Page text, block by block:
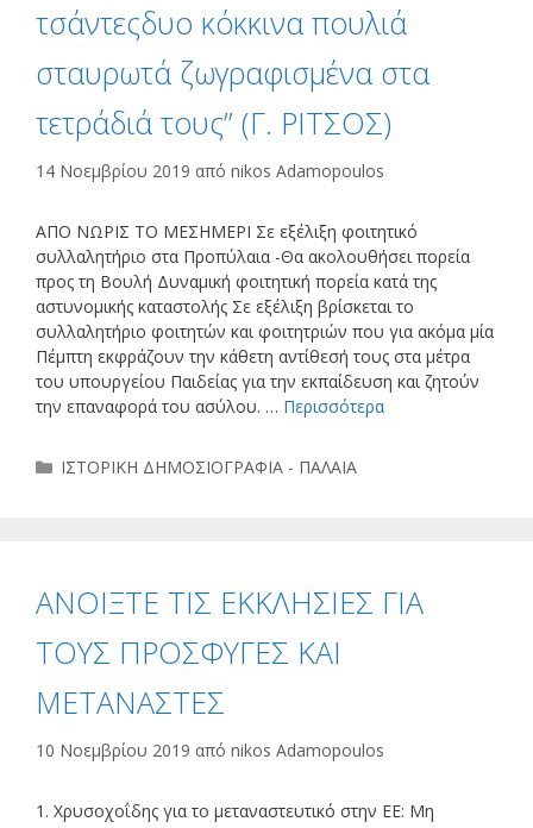
τσάντεςδυο κόκκινα πουλιά
σταυρωτά ζωγραφισμένα στα
τετράδιά τους” (Γ. ΡΙΤΣΟΣ)
14 Νοεμβρίου 2019 από nikos Adamopoulos
ΑΠΟ ΝΩΡΙΣ ΤΟ ΜΕΣΗΜΕΡΙ Σε εξέλιξη φοιτητικό
συλλαλητήριο στα Προπύλαια -Θα ακολουθήσει πορεία
προς τη Βουλή Δυναμική φοιτητική πορεία κατά της
αστυνομικής καταστολής Σε εξέλιξη βρίσκεται το
συλλαλητήριο φοιτητών και φοιτητριών που για ακόμα μία
Πέμπτη εκφράζουν την κάθετη αντίθεσή τους στα μέτρα
του υπουργείου Παιδείας για την εκπαίδευση και ζητούν
την επαναφορά του ασύλου. … Περισσότερα
Κατηγορίες
ΙΣΤΟΡΙΚΗ ΔΗΜΟΣΙΟΓΡΑΦΙΑ - ΠΑΛΑΙΑ
ΑΝΟΙΞΤΕ ΤΙΣ ΕΚΚΛΗΣΙΕΣ ΓΙΑ
ΤΟΥΣ ΠΡΟΣΦΥΓΕΣ ΚΑΙ
ΜΕΤΑΝΑΣΤΕΣ
10 Νοεμβρίου 2019 από nikos Adamopoulos
1. Χρυσοχοΐδης για το μεταναστευτικό στην ΕΕ: Μη